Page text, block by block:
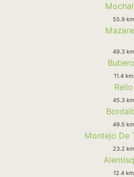
55.9 km
49.3 km
11.4 km
Rello
45.3 km
49.5 km
Montejo De
23.2 km
12.4 km